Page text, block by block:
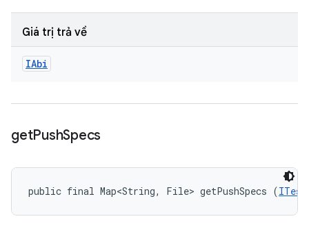
Giá trị trả về
IAbi
getPushSpecs
public final Map<String, File> getPushSpecs (